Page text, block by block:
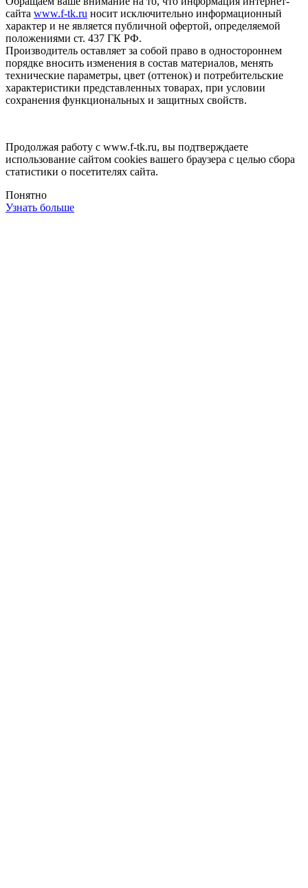
сайта www.f-tk.ru носит исключительно информационный
характер и не является публичной офертой, определяемой
положениями ст. 437 ГК РФ.
Производитель оставляет за собой право в одностороннем
порядке вносить изменения в состав материалов, менять
технические параметры, цвет (оттенок) и потребительские
характеристики представленных товарах, при условии
сохранения функциональных и защитных свойств.
Продолжая работу с www.f-tk.ru, вы подтверждаете
использование сайтом cookies вашего браузера с целью сбора
статистики о посетителях сайта.
Понятно
Узнать больше